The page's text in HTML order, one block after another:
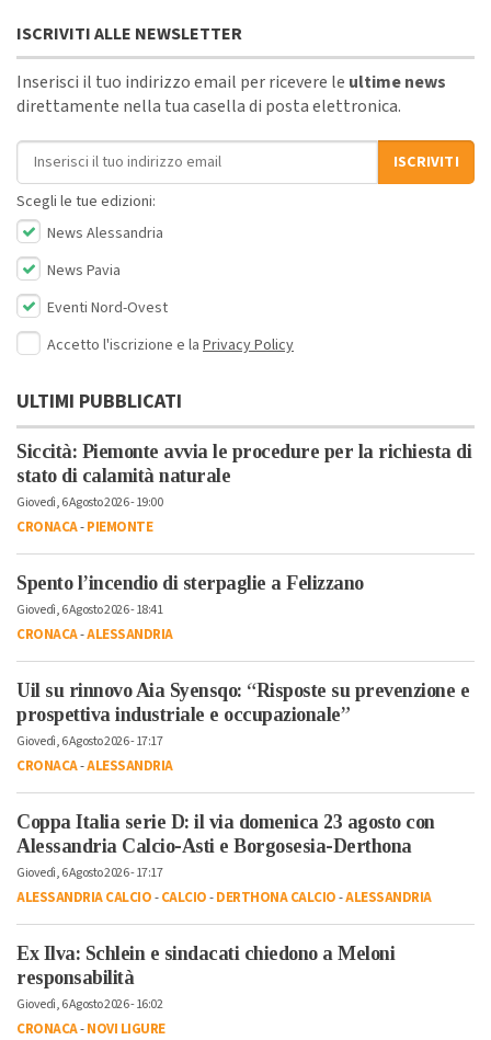
ISCRIVITI ALLE NEWSLETTER
Inserisci il tuo indirizzo email per ricevere le ultime news
direttamente nella tua casella di posta elettronica.
Indirizzo email
ISCRIVITI
Scegli le tue edizioni:
News Alessandria
News Pavia
Eventi Nord-Ovest
Accetto l'iscrizione e la Privacy Policy
ULTIMI PUBBLICATI
Siccità: Piemonte avvia le procedure per la richiesta di
stato di calamità naturale
Giovedì, 6 Agosto 2026 - 19:00
CRONACA-PIEMONTE
Spento l’incendio di sterpaglie a Felizzano
Giovedì, 6 Agosto 2026 - 18:41
CRONACA-ALESSANDRIA
Uil su rinnovo Aia Syensqo: “Risposte su prevenzione e
prospettiva industriale e occupazionale”
Giovedì, 6 Agosto 2026 - 17:17
CRONACA-ALESSANDRIA
Coppa Italia serie D: il via domenica 23 agosto con
Alessandria Calcio-Asti e Borgosesia-Derthona
Giovedì, 6 Agosto 2026 - 17:17
ALESSANDRIA CALCIO-CALCIO-DERTHONA CALCIO-ALESSANDRIA
Ex Ilva: Schlein e sindacati chiedono a Meloni
responsabilità
Giovedì, 6 Agosto 2026 - 16:02
CRONACA-NOVI LIGURE